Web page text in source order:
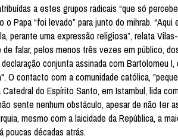
a estes grupos radicais “que só
o Papa “foi levado” para junto do mihrab.
perante uma expressão religiosa”, relata
falar, pelos menos três vezes em público,
conjunta assinada com Bartolomeu
O contacto com a comunidade católica,
do Espírito Santo, em Istambul, lida
sente nenhum obstáculo, apesar de não ter
mesmo com a laicidade da República, a
poucas décadas atrás.